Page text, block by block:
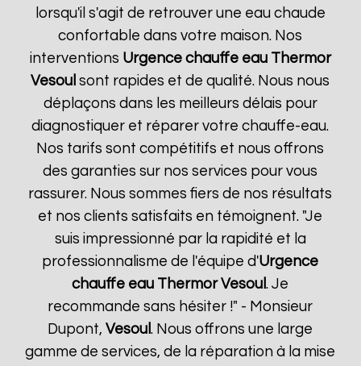
lorsqu'il s'agit de retrouver une eau chaude
confortable dans votre maison. Nos
interventions Urgence chauffe eau Thermor
Vesoul sont rapides et de qualité. Nous nous
déplaçons dans les meilleurs délais pour
diagnostiquer et réparer votre chauffe-eau.
Nos tarifs sont compétitifs et nous offrons
des garanties sur nos services pour vous
rassurer. Nous sommes fiers de nos résultats
et nos clients satisfaits en témoignent. "Je
suis impressionné par la rapidité et la
professionnalisme de l'équipe d'Urgence
chauffe eau Thermor Vesoul. Je
recommande sans hésiter !" - Monsieur
Dupont,Vesoul. Nous offrons une large
gamme de services, de la réparation à la mise